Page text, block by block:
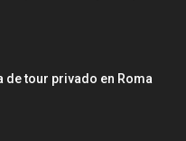
de tour privado en Roma